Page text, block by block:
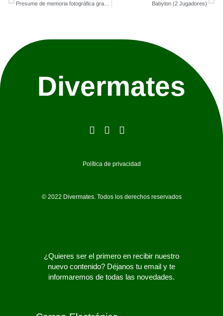
Babylon (2 Jugadores)
Divermates
Política de privacidad
© 2022 Divermates. Todos los derechos reservados
¿Quieres ser el primero en recibir nuestro
nuevo contenido? Déjanos tu email y te
informaremos de todas las novedades.